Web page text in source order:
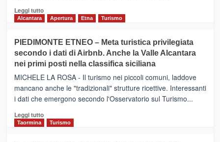
Leggi tuttoLeggi
CATANIA
–
Inaugurato
il
nuovo
collegamento
tra
e
Zanzibar
Alcantara Apertura Etna Turismo
PIEDIMONTE ETNEO – Meta turistica privilegiata
secondo i dati di Airbnb. Anche la Valle Alcantara
nei primi posti nella classifica siciliana
MICHELE LA ROSA - Il turismo nei piccoli comuni, laddove
mancano anche le "tradizionali" strutture ricettive. Interessanti
i dati che emergono secondo l'Osservatorio sul Turismo...
Leggi tuttoLeggi
Taormina Turismo